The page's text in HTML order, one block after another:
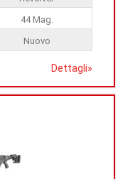
44 Mag.
Nuovo
Dettagli»